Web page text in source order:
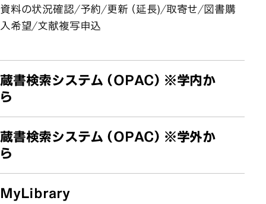
資料の状況確認/予約/更新（延長)/取寄せ/図書購
入希望/文献複写申込
蔵書検索システム（OPAC） ※学内か
ら
蔵書検索システム（OPAC） ※学外か
ら
MyLibrary